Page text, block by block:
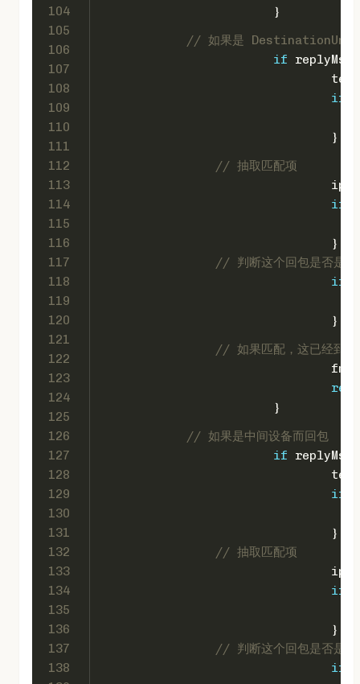
104
105
106
107
108
109
110
111
112
113
114
115
116
117
118
119
120
121
122
123
124
125
126
127
128
129
130
131
132
133
134
135
136
137
138
			}
// 如果是
if
if
				}
// 抽取匹配项
if
				}
// 判断这个回包是否是本
if
				}
// 如果匹配，这已经到达
			}
// 如果是中间设备而回包
if
if
				}
// 抽取匹配项
if
				}
// 判断这个回包是否是本
if